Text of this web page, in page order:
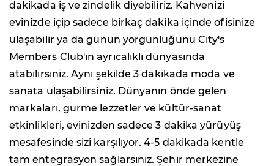
dakikada iş ve zindelik diyebiliriz. Kahvenizi
evinizde içip sadece birkaç dakika içinde ofisinize
ulaşabilir ya da günün yorgunluğunu City's
Members Club'ın ayrıcalıklı dünyasında
atabilirsiniz. Aynı şekilde 3 dakikada moda ve
sanata ulaşabilirsiniz. Dünyanın önde gelen
markaları, gurme lezzetler ve kültür-sanat
etkinlikleri, evinizden sadece 3 dakika yürüyüş
mesafesinde sizi karşılıyor. 4-5 dakikada kentle
tam entegrasyon sağlarsınız. Şehir merkezine